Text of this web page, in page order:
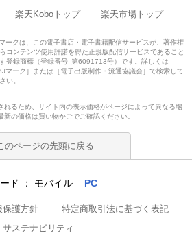
楽天Koboトップ 楽天市場トップ
ークは、この電子書店・電子書籍配信サービスが、著作権
コンテンツ使用許諾を得た正規版配信サービスであること
登録商標（登録番号 第6091713号）です。詳しくは
マーク］または［電子出版制作・流通協議会］で検索して
い。
れるため、サイト内の表示価格がページによって異なる場
新の価格は買い物かごでご確認ください。
のページの先頭に戻る
ド モバイル PC
保護方針
特定商取引法に基づく表記
サステナビリティ